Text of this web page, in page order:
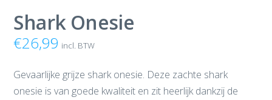
Shark Onesie
€26,99 incl. BTW
Gevaarlijke grijze shark onesie. Deze zachte shark
onesie is van goede kwaliteit en zit heerlijk dankzij de